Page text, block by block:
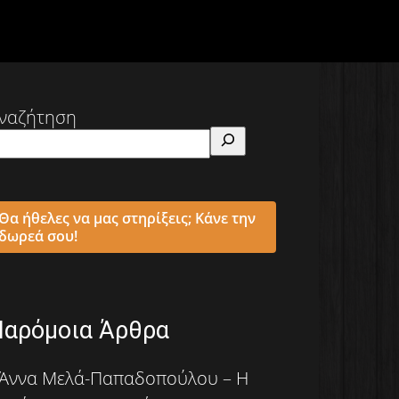
ήθελες να μας στηρίξεις; Κάνε την
σου!
Άρθρα
Μελά-Παπαδοπούλου – Η